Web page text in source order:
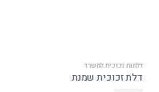
דלתות זכוכית למשרד
דלת זכוכית שמנת